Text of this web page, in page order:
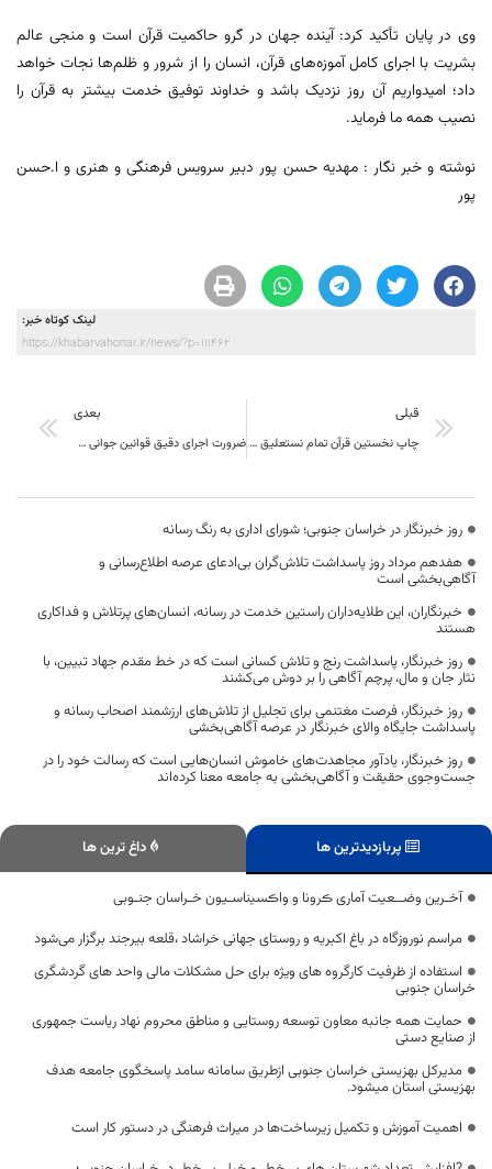
وی در پایان تأکید کرد: آینده جهان در گرو حاکمیت قرآن است و منجی عالم
بشریت با اجرای کامل آموزه‌های قرآن، انسان را از شرور و ظلم‌ها نجات خواهد
داد؛ امیدواریم آن روز نزدیک باشد و خداوند توفیق خدمت بیشتر به قرآن را
نصیب همه ما فرماید.
نوشته و خبر نگار : مهدیه حسن پور دبیر سرویس فرهنگی و هنری و ا.حسن
پور
لینک کوتاه خبر:
https://khabarvahonar.ir/news/?p=111462
قبلی
چاپ نخستین قرآن تمام نستعلیق به سبک عثمان‌طه به قلم کاتب بیرجندی
بعدی
ضرورت اجرای دقیق قوانین جوانی جمعیت و حمایت شغلی
روز خبرنگار در خراسان جنوبی؛ شورای اداری به رنگ رسانه
هفدهم مرداد روز پاسداشت تلاش‌گران بی‌ادعای عرصه اطلاع‌رسانی و
آگاهی‌بخشی است
خبرنگاران، این طلایه‌داران راستین خدمت در رسانه، انسان‌های پرتلاش و فداکاری
هستند
روز خبرنگار، پاسداشت رنج و تلاش کسانی است که در خط مقدم جهاد تبیین، با
نثار جان و مال، پرچم آگاهی را بر دوش می‌کشند
روز خبرنگار، فرصت مغتنمی برای تجلیل از تلاش‌های ارزشمند اصحاب رسانه و
پاسداشت جایگاه والای خبرنگار در عرصه آگاهی‌بخشی
روز خبرنگار، یادآور مجاهدت‌های خاموش انسان‌هایی است که رسالت خود را در
جست‌وجوی حقیقت و آگاهی‌بخشی به جامعه معنا کرده‌اند
پربازدیدترین ها داغ ترین ها
آخـرین وضــعیت آماری ڪرونا و واڪسیناسـیون خـراسان جنـوبی
مراسم نوروزگاه در باغ اکبریه و روستای جهانی خراشاد ،قلعه بیرجند برگزار می‌شود
استفاده از ظرفیت کارگروه های ویژه برای حل مشکلات مالی واحد های گردشگری
خراسان جنوبی
حمایت همه جانبه معاون توسعه روستایی و مناطق محروم نهاد ریاست جمهوری
از صنایع دستی
مدیرکل بهزیستی خراسان جنوبی ازطریق سامانه سامد پاسخگوی جامعه هدف
بهزیستی استان میشود.
اهمیت آموزش و تکمیل زیرساخت‌ها در میراث فرهنگی در دستور کار است